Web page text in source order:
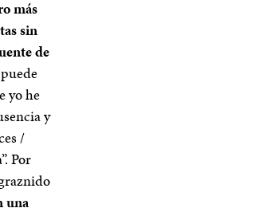
más
sin
de
yo he
y
/
Por
una